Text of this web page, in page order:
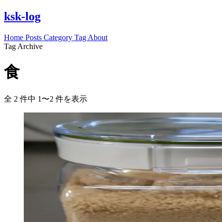
ksk-log
Home Posts Category Tag About
Tag Archive
食
全 2 件中 1〜2 件を表示